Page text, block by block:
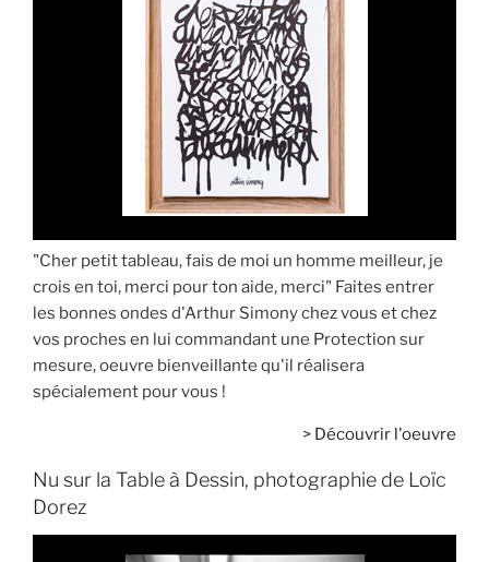
"Cher petit tableau, fais de moi un homme meilleur, je
crois en toi, merci pour ton aide, merci" Faites entrer
les bonnes ondes d'Arthur Simony chez vous et chez
vos proches en lui commandant une Protection sur
mesure, oeuvre bienveillante qu'il réalisera
spécialement pour vous !
> Découvrir l'oeuvre
Nu sur la Table à Dessin, photographie de Loïc
Dorez